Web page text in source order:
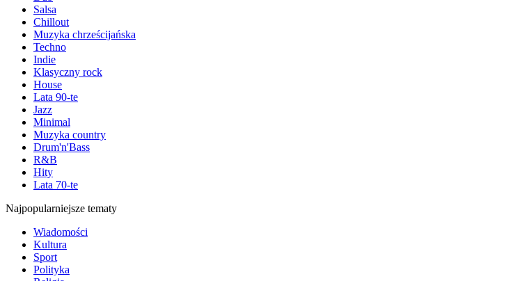
Salsa
Chillout
Muzyka chrześcijańska
Techno
Indie
Klasyczny rock
House
Lata 90-te
Jazz
Minimal
Muzyka country
Drum'n'Bass
R&B
Hity
Lata 70-te
Najpopularniejsze tematy
Wiadomości
Kultura
Sport
Polityka